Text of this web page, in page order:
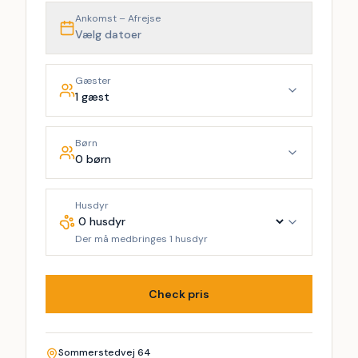
Ankomst – Afrejse
Vælg datoer
Gæster
1 gæst
Børn
0 børn
Husdyr
Der må medbringes 1 husdyr
Check pris
Sommerstedvej 64